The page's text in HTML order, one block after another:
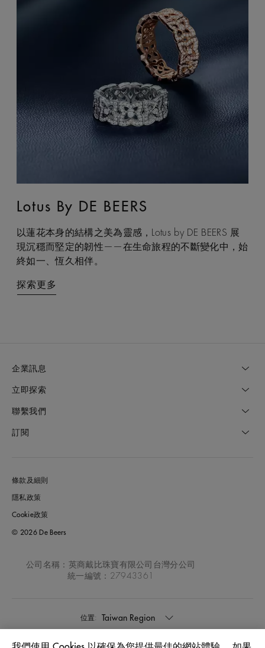
Lotus By DE BEERS
以蓮花本身的結構之美為靈感，Lotus by DE BEERS 展
現沉穩而堅定的韌性——在生命旅程的不斷變化中，始
終如一、恆久相伴。
探索更多
Talisman
Talisman 系列巧妙融合鑽石原石與拋光鑽石的獨特感官
互動，體現了大地令人著迷的力量，成為代表守護和雙
重能量的現代象徵。
探索更多
企業訊息
立即探索
聯繫我們
訂閱
條款及細則
隱私政策
Cookie政策
© 2026 De Beers
公司名稱：英商戴比珠寶有限公司台灣分公司
統一編號：27943361
位置: Taiwan Region